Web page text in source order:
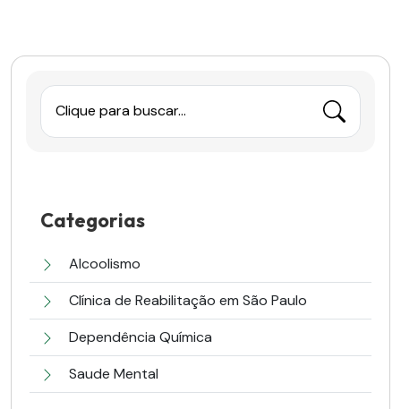
Clique para buscar...
Categorias
Alcoolismo
Clínica de Reabilitação em São Paulo
Dependência Química
Saude Mental